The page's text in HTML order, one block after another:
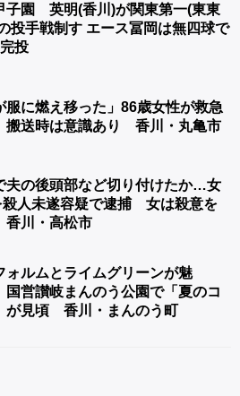
子園 英明(香川)が関東第一(東東
投手戦制す エース冨岡は無四球で
投
服に燃え移った」86歳女性が救急
送時は意識あり 香川・丸亀市
夫の後頭部など切り付けたか…女
殺人未遂容疑で逮捕 女は殺意を
川・高松市
ォルムとライムグリーンが魅
営讃岐まんのう公園で「夏のコ
が見頃 香川・まんのう町